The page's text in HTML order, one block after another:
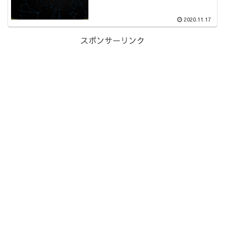
2020.11.17
スポンサーリンク